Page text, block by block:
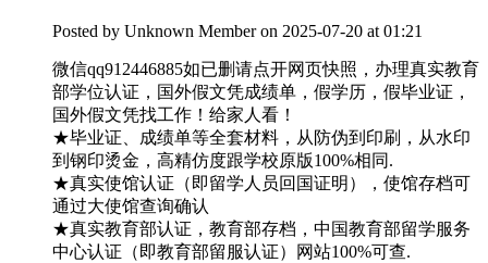
Posted by Unknown Member on 2025-07-20 at 01:21
微信qq912446885如已删请点开网页快照，办理真实教育
部学位认证，国外假文凭成绩单，假学历，假毕业证，
国外假文凭找工作！给家人看！
★毕业证、成绩单等全套材料，从防伪到印刷，从水印
到钢印烫金，高精仿度跟学校原版100%相同.
★真实使馆认证（即留学人员回国证明），使馆存档可
通过大使馆查询确认
★真实教育部认证，教育部存档，中国教育部留学服务
中心认证（即教育部留服认证）网站100%可查.